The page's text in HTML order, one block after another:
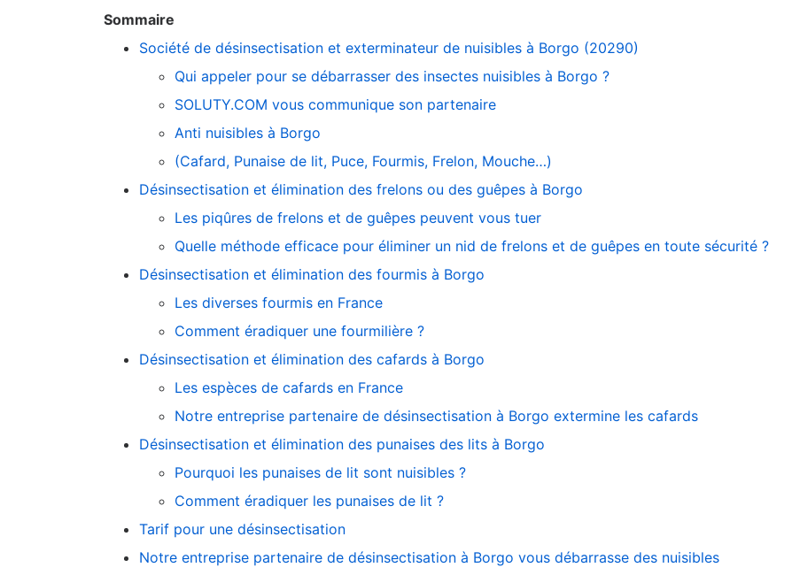
Sommaire
Société de désinsectisation et exterminateur de nuisibles à Borgo (20290)
Qui appeler pour se débarrasser des insectes nuisibles à Borgo ?
SOLUTY.COM vous communique son partenaire
Anti nuisibles à Borgo
(Cafard, Punaise de lit, Puce, Fourmis, Frelon, Mouche…)
Désinsectisation et élimination des frelons ou des guêpes à Borgo
Les piqûres de frelons et de guêpes peuvent vous tuer
Quelle méthode efficace pour éliminer un nid de frelons et de guêpes en toute sécurité ?
Désinsectisation et élimination des fourmis à Borgo
Les diverses fourmis en France
Comment éradiquer une fourmilière ?
Désinsectisation et élimination des cafards à Borgo
Les espèces de cafards en France
Notre entreprise partenaire de désinsectisation à Borgo extermine les cafards
Désinsectisation et élimination des punaises des lits à Borgo
Pourquoi les punaises de lit sont nuisibles ?
Comment éradiquer les punaises de lit ?
Tarif pour une désinsectisation
Notre entreprise partenaire de désinsectisation à Borgo vous débarrasse des nuisibles